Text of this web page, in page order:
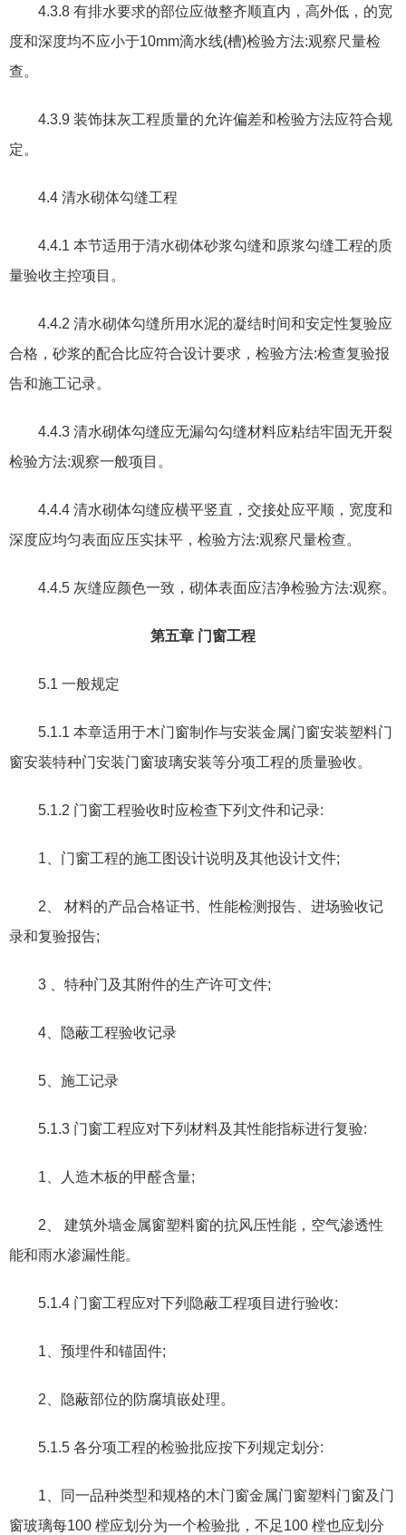
4.3.8 有排水要求的部位应做整齐顺直内，高外低，的宽
度和深度均不应小于10mm滴水线(槽)检验方法:观察尺量检
查。
4.3.9 装饰抹灰工程质量的允许偏差和检验方法应符合规
定。
4.4 清水砌体勾缝工程
4.4.1 本节适用于清水砌体砂浆勾缝和原浆勾缝工程的质
量验收主控项目。
4.4.2 清水砌体勾缝所用水泥的凝结时间和安定性复验应
合格 ， 砂浆的配合比应符合设计要求 ， 检验方法:检查复验报
告和施工记录。
4.4.3 清水砌体勾缝应无漏勾勾缝材料应粘结牢固无开裂
检验方法:观察一般项目。
4.4.4 清水砌体勾缝应横平竖直 ， 交接处应平顺 ， 宽度和
深度应均匀表面应压实抹平 ， 检验方法:观察尺量检查。
4.4.5 灰缝应颜色一致 ， 砌体表面应洁净检验方法:观察。
第五章 门窗工程
5.1 一般规定
5.1.1 本章适用于木门窗制作与安装金属门窗安装塑料门
窗安装特种门安装门窗玻璃安装等分项工程的质量验收。
5.1.2 门窗工程验收时应检查下列文件和记录:
1 、门窗工程的施工图设计说明及其他设计文件;
2 、 材料的产品合格证书 、性能检测报告
进场验收记
录和复验报告;
3 、特种门及其附件的生产许可文件;
4 、隐蔽工程验收记录
5 、施工记录
5.1.3 门窗工程应对下列材料及其性能指标进行复验:
1 、人造木板的甲醛含量;
2 、 建筑外墙金属窗塑料窗的抗风压性能 ， 空气渗透性
能和雨水渗漏性能。
5.1.4 门窗工程应对下列隐蔽工程项目进行验收:
1 、预埋件和锚固件;
2 、隐蔽部位的防腐填嵌处理。
5.1.5 各分项工程的检验批应按下列规定划分:
1 、同一品种类型和规格的木门窗金属门窗塑料门窗及门
窗玻璃每100 樘应划分为一个检验批 ， 不足100 樘也应划分